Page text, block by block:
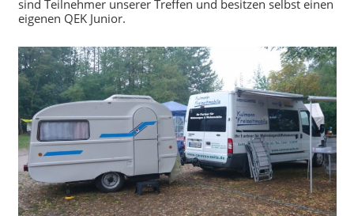
sind Teilnehmer unserer Treffen und besitzen selbst einen
eigenen QEK Junior.